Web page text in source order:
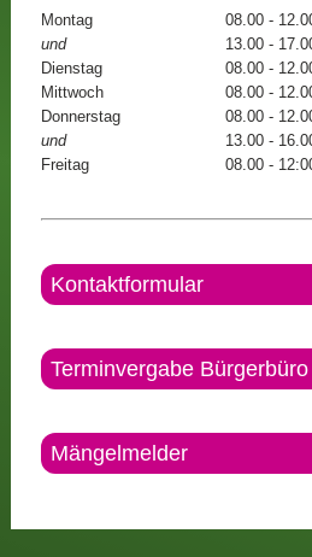
Montag
08.00 -
und
13.00 -
Dienstag
08.00 -
Mittwoch
08.00 -
Donnerstag
08.00 -
und
13.00 -
Freitag
08.00 -
Kontaktformular
Terminvergabe Bürgerbüro
Mängelmelder